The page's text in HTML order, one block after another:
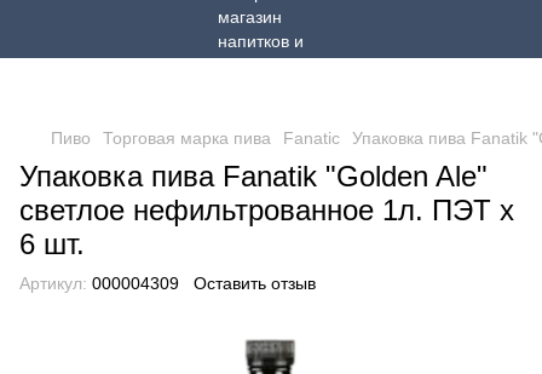
Пиво Торговая марка пива Fanatic Упаковка пива Fanatik
Упаковка пива Fanatik "Golden Ale"
светлое нефильтрованное 1л. ПЭТ х
6 шт.
Артикул: 000004309 Оставить отзыв